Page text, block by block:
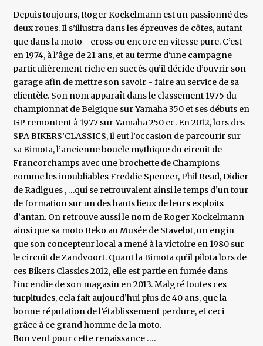
Depuis toujours, Roger Kockelmann est un passionné des
deux roues. Il s’illustra dans les épreuves de côtes, autant
que dans la moto - cross ou encore en vitesse pure. C’est
en 1974, à l’âge de 21 ans, et au terme d'une campagne
particulièrement riche en succès qu’il décide d’ouvrir son
garage afin de mettre son savoir - faire au service de sa
clientèle. Son nom apparaît dans le classement 1975 du
championnat de Belgique sur Yamaha 350 et ses débuts en
GP remontent à 1977 sur Yamaha 250 cc. En 2012, lors des
SPA BIKERS’CLASSICS, il eut l’occasion de parcourir sur
sa Bimota, l’ancienne boucle mythique du circuit de
Francorchamps avec une brochette de Champions
comme les inoubliables Freddie Spencer, Phil Read, Didier
de Radigues , …qui se retrouvaient ainsi le temps d’un tour
de formation sur un des hauts lieux de leurs exploits
d’antan. On retrouve aussi le nom de Roger Kockelmann
ainsi que sa moto Beko au Musée de Stavelot, un engin
que son concepteur local a mené à la victoire en 1980 sur
le circuit de Zandvoort. Quant la Bimota qu’il pilota lors de
ces Bikers Classics 2012, elle est partie en fumée dans
l'incendie de son magasin en 2013. Malgré toutes ces
turpitudes, cela fait aujourd’hui plus de 40 ans, que la
bonne réputation de l’établissement perdure, et ceci
grâce à ce grand homme de la moto.
Bon vent pour cette renaissance ….